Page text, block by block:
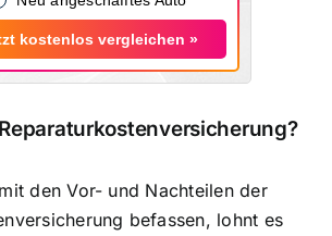
kostenlos vergleichen »
den Vor- und Nachteilen der
befassen, lohnt es